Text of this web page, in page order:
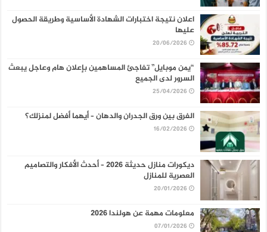
اعلان نتيجة اختبارات الشهادة الأساسية وطريقة الحصول
عليها
20/06/2026
“يمن موبايل” تفاجئ المساهمين بإعلان هام وعاجل يبعث
السرور لدى الجميع
25/04/2026
الفرق بين ورق الجدران والدهان – أيهما أفضل لمنزلك؟
16/02/2026
ديكورات منازل حديثة 2026 – أحدث الأفكار والتصاميم
العصرية للمنازل
20/01/2026
معلومات مهمة عن هولندا 2026
07/01/2026